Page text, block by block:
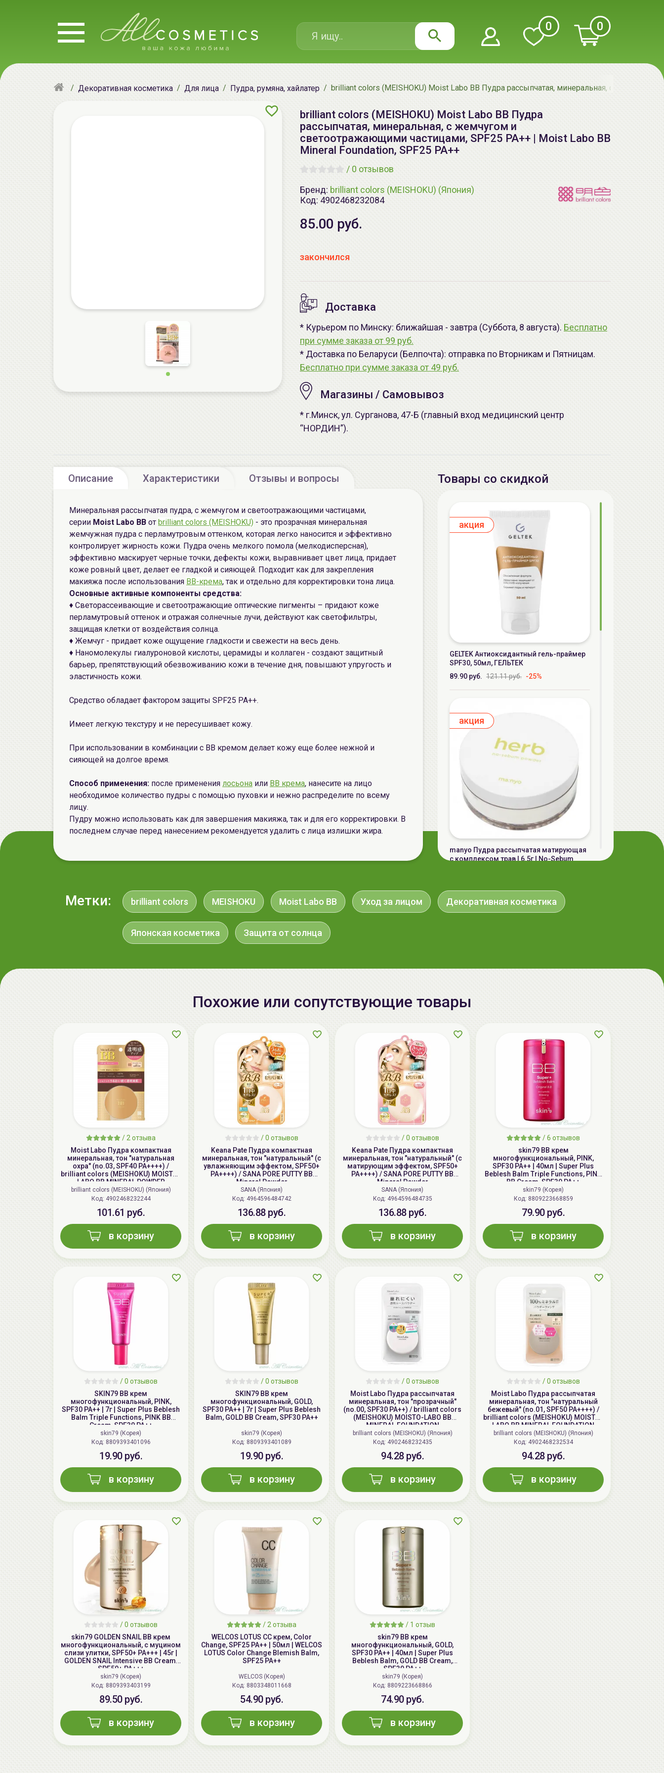
0 0
Декоративная косметика Для лица Пудра, румяна, хайлатер brilliant colors (MEISHOKU) Moist Labo BB Пудра рассыпчатая, минеральная, с жемчугом
brilliant colors (MEISHOKU) Moist Labo BB Пудра
рассыпчатая, минеральная, с жемчугом и
светоотражающими частицами, SPF25 PA++ | Moist Labo BB
Mineral Foundation, SPF25 PA++
/ 0 отзывов
Бренд: brilliant colors (MEISHOKU) (Япония)
Код: 4902468232084
85.00 руб.
закончился
Доставка
* Курьером по Минску: ближайшая - завтра (Суббота, 8 августа). Бесплатно
при сумме заказа от 99 руб.
* Доставка по Беларуси (Белпочта): отправка по Вторникам и Пятницам.
Бесплатно при сумме заказа от 49 руб.
Магазины / Самовывоз
* г.Минск, ул. Сурганова, 47-Б (главный вход медицинский центр
“НОРДИН”).
Описание Характеристики Отзывы и вопросы
Минеральная рассыпчатая пудра, с жемчугом и светоотражающими частицами,
серии Moist Labo BB от brilliant colors (MEISHOKU) - это прозрачная минеральная
жемчужная пудра с перламутровым оттенком, которая легко наносится и эффективно
контролирует жирность кожи. Пудра очень мелкого помола (мелкодисперсная),
эффективно маскирует черные точки, дефекты кожи, выравнивает цвет лица, придает
коже ровный цвет, делает ее гладкой и сияющей. Подходит как для закрепления
макияжа после использования ВВ-крема, так и отдельно для корректировки тона лица.
Основные активные компоненты средства:
♦ Светорассеивающие и светоотражающие оптические пигменты – придают коже
перламутровый оттенок и отражая солнечные лучи, действуют как светофильтры,
защищая клетки от воздействия солнца.
♦ Жемчуг - придает коже ощущение гладкости и свежести на весь день.
♦ Наномолекулы гиалуроновой кислоты, церамиды и коллаген - создают защитный
барьер, препятствующий обезвоживанию кожи в течение дня, повышают упругость и
эластичность кожи.
Средство обладает фактором защиты SPF25 PA++.
Имеет легкую текстуру и не пересушивает кожу.
При использовании в комбинации с ВВ кремом делает кожу еще более нежной и
сияющей на долгое время.
Способ применения: после применения лосьона или ВВ крема, нанесите на лицо
необходимое количество пудры с помощью пуховки и нежно распределите по всему
лицу.
Пудру можно использовать как для завершения макияжа, так и для его корректировки. В
последнем случае перед нанесением рекомендуется удалить с лица излишки жира.
Товары со скидкой
aкция
GELTEK Антиоксидантный гель-праймер
SPF30, 50мл, ГЕЛЬТЕК
89.90 руб. 121.11 руб. -25%
aкция
manyo Пудра рассыпчатая матирующая
с комплексом трав | 6.5г | No-Sebum
AiliCode Бальзам для волос
-26%
AiliCode Восстанавливающий крем-
пилинг для лица, 50мл
24.90 руб.
AiliCode Гель-масло для душа Сочная
19.99 руб.
25.53 руб. -21%
Метки: brilliant colors MEISHOKU Moist Labo BB Уход за лицом Декоративная косметика
Японская косметика Защита от солнца
Похожие или сопутствующие товары
/ 2 отзыва
Moist Labo Пудра компактная
минеральная, тон "натуральная
охра" (no.03, SPF40 PA++++) /
brilliant colors (MEISHOKU) MOISTO-
LABO BB MINERAL POWDER
brilliant colors (MEISHOKU) (Япония)
Код: 4902468232244
101.61 руб.
в корзину
/0 отзывов
Keana Pate Пудра компактная
минеральная, тон "натуральный" (с
увлажняющим эффектом, SPF50+
PA++++) / SANA PORE PUTTY BB
Mineral Powder
SANA (Япония)
Код: 4964596484742
136.88 руб.
в корзину
/0 отзывов
Keana Pate Пудра компактная
минеральная, тон "натуральный" (с
матирующим эффектом, SPF50+
PA++++) / SANA PORE PUTTY BB
Mineral Powder
SANA (Япония)
Код: 4964596484735
136.88 руб.
в корзину
/6 отзывов
skin79 ВВ крем
многофункциональный, PINK,
SPF30 PA++ | 40мл | Super Plus
Beblesh Balm Triple Functions, PINK
BB Cream, SPF30 PA++
skin79 (Корея)
Код: 8809223668859
79.90 руб.
в корзину
/0 отзывов
SKIN79 ВВ крем
многофункциональный, PINK,
SPF30 PA++ | 7г | Super Plus Beblesh
Balm Triple Functions, PINK BB
Cream, SPF30 PA++
skin79 (Корея)
Код: 8809393401096
19.90 руб.
в корзину
/0 отзывов
SKIN79 ВВ крем
многофункциональный, GOLD,
SPF30 PA++ | 7г | Super Plus Beblesh
Balm, GOLD BB Cream, SPF30 PA++
skin79 (Корея)
Код: 8809393401089
19.90 руб.
в корзину
/0 отзывов
Moist Labo Пудра рассыпчатая
минеральная, тон "прозрачный"
(no.00, SPF30 PA++) / brilliant colors
(MEISHOKU) MOISTO-LABO BB
MINERAL FOUNDATION
brilliant colors (MEISHOKU) (Япония)
Код: 4902468232435
94.28 руб.
в корзину
/0 отзывов
Moist Labo Пудра рассыпчатая
минеральная, тон "натуральный
бежевый" (no.01, SPF50 PA++++) /
brilliant colors (MEISHOKU) MOISTO-
LABO BB MINERAL FOUNDATION
brilliant colors (MEISHOKU) (Япония)
Код: 4902468232534
94.28 руб.
в корзину
/0 отзывов
skin79 GOLDEN SNAIL ВВ крем
многофункциональный, с муцином
слизи улитки, SPF50+ PA+++ | 45г |
GOLDEN SNAIL Intensive BB Cream,
SPF50+ PA+++
skin79 (Корея)
Код: 8809393403199
89.50 руб.
в корзину
/2 отзыва
WELCOS LOTUS СС крем, Color
Change, SPF25 PA++ | 50мл | WELCOS
LOTUS Color Change Blemish Balm,
SPF25 PA++
WELCOS (Корея)
Код: 8803348011668
54.90 руб.
в корзину
/ 1 отзыв
skin79 ВВ крем
многофункциональный, GOLD,
SPF30 PA++ | 40мл | Super Plus
Beblesh Balm, GOLD BB Cream,
SPF30 PA++
skin79 (Корея)
Код: 8809223668866
74.90 руб.
в корзину